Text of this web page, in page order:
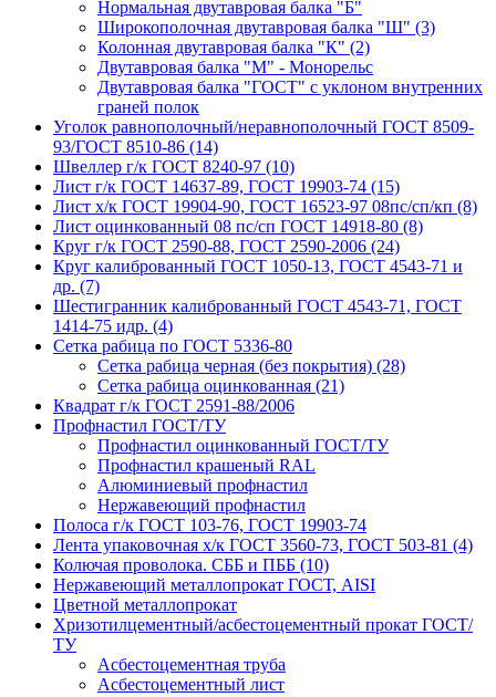
Нормальная двутавровая балка "Б"
Широкополочная двутавровая балка "Ш" (3)
Колонная двутавровая балка "К" (2)
Двутавровая балка "М" - Монорельс
Двутавровая балка "ГОСТ" с уклоном внутренних
граней полок
Уголок равнополочный/неравнополочный ГОСТ 8509-
93/ГОСТ 8510-86 (14)
Швеллер г/к ГОСТ 8240-97 (10)
Лист г/к ГОСТ 14637-89, ГОСТ 19903-74 (15)
Лист х/к ГОСТ 19904-90, ГОСТ 16523-97 08пс/сп/кп (8)
Лист оцинкованный 08 пс/сп ГОСТ 14918-80 (8)
Круг г/к ГОСТ 2590-88, ГОСТ 2590-2006 (24)
Круг калиброванный ГОСТ 1050-13, ГОСТ 4543-71 и
др. (7)
Шестигранник калиброванный ГОСТ 4543-71, ГОСТ
1414-75 идр. (4)
Сетка рабица по ГОСТ 5336-80
Сетка рабица черная (без покрытия) (28)
Сетка рабица оцинкованная (21)
Квадрат г/к ГОСТ 2591-88/2006
Профнастил ГОСТ/ТУ
Профнастил оцинкованный ГОСТ/ТУ
Профнастил крашеный RAL
Алюминиевый профнастил
Нержавеющий профнастил
Полоса г/к ГОСТ 103-76, ГОСТ 19903-74
Лента упаковочная х/к ГОСТ 3560-73, ГОСТ 503-81 (4)
Колючая проволока. СББ и ПББ (10)
Нержавеющий металлопрокат ГОСТ, AISI
Цветной металлопрокат
Хризотилцементный/асбестоцементный прокат ГОСТ/
ТУ
Асбестоцементная труба
Асбестоцементный лист